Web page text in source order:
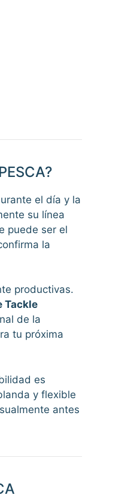
el día y la
su línea
puede ser el
la
productivas.
Tackle
de la
tu próxima
es
y flexible
antes